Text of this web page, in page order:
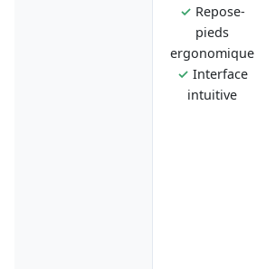
✓ Repose-
pieds
ergonomique
✓ Interface
intuitive